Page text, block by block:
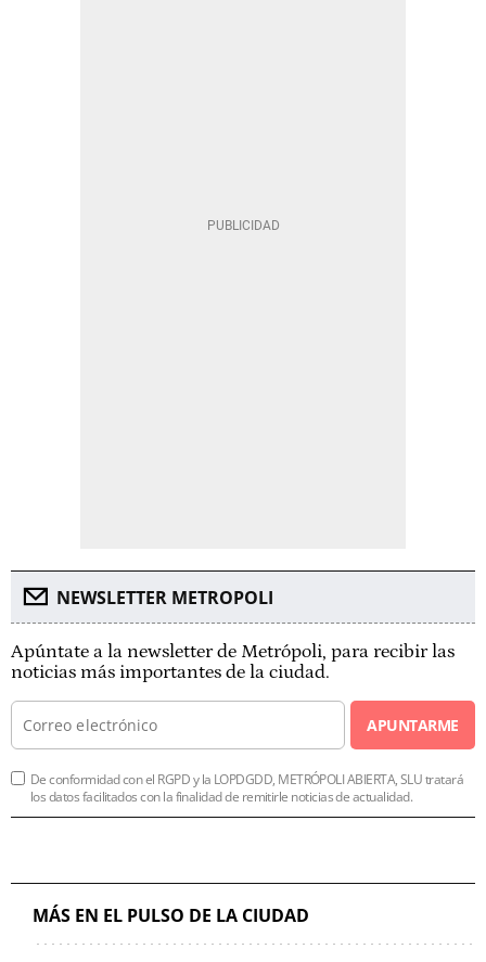
NEWSLETTER METROPOLI
Apúntate a la newsletter de Metrópoli, para recibir las
noticias más importantes de la ciudad.
APUNTARME
De conformidad con el RGPD y la LOPDGDD, METRÓPOLI ABIERTA, SLU tratará
los datos facilitados con la finalidad de remitirle noticias de actualidad.
MÁS EN EL PULSO DE LA CIUDAD